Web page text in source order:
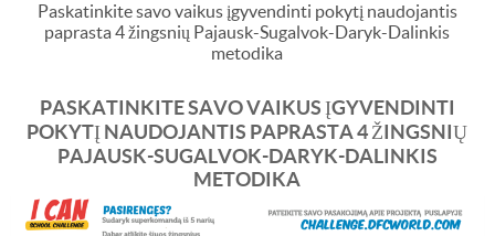
Paskatinkite savo vaikus įgyvendinti pokytį naudojantis
paprasta 4 žingsnių Pajausk-Sugalvok-Daryk-Dalinkis
metodika
PASKATINKITE SAVO VAIKUS ĮGYVENDINTI
POKYTĮ NAUDOJANTIS PAPRASTA 4 ŽINGSNIŲ
PAJAUSK-SUGALVOK-DARYK-DALINKIS
METODIKA